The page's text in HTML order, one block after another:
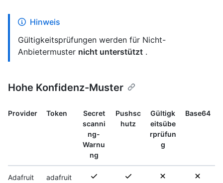
Hinweis
Gültigkeitsprüfungen werden für Nicht-
Anbietermuster nicht unterstützt .
Hohe Konfidenz-Muster
Provider Token
Secret
scanni
ng-
Warnu
ng
Pushsc
hutz
Gültigk
eitsübe
rprüfun
g
Base64
Adafruit
adafruit